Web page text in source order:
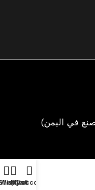
Wishlist
Cart
My account